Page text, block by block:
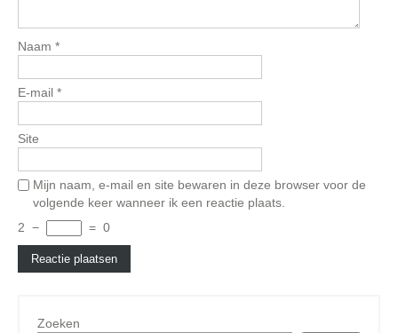
Naam *
E-mail *
Site
Mijn naam, e-mail en site bewaren in deze browser voor de
volgende keer wanneer ik een reactie plaats.
2 − = 0
Zoeken